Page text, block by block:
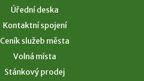
Úřední deska
Kontaktní spojení
Ceník služeb města
Volná místa
Stánkový prodej